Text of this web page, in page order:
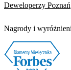
Deweloperzy Poznań
Nagrody i